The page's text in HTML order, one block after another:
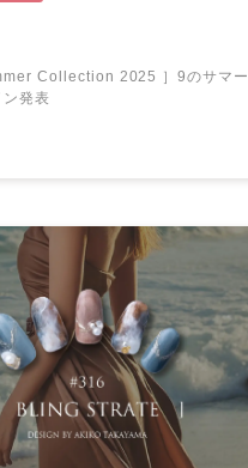
Collection 2025 ］9のサマー
ン発表